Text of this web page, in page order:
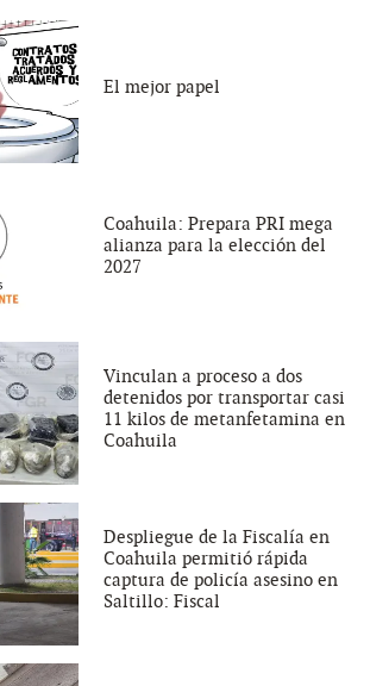
El mejor papel
Coahuila: Prepara PRI mega
alianza para la elección del
2027
Vinculan a proceso a dos
detenidos por transportar casi
11 kilos de metanfetamina en
Coahuila
Despliegue de la Fiscalía en
Coahuila permitió rápida
captura de policía asesino en
Saltillo: Fiscal